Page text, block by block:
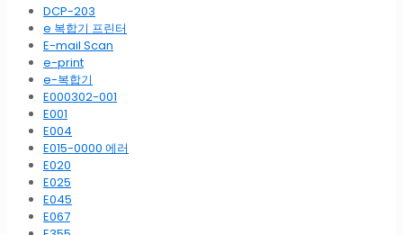
DCP-203
e 복합기 프린터
E-mail Scan
e-print
e-복합기
E000302-001
E001
E004
E015-0000 에러
E020
E025
E045
E067